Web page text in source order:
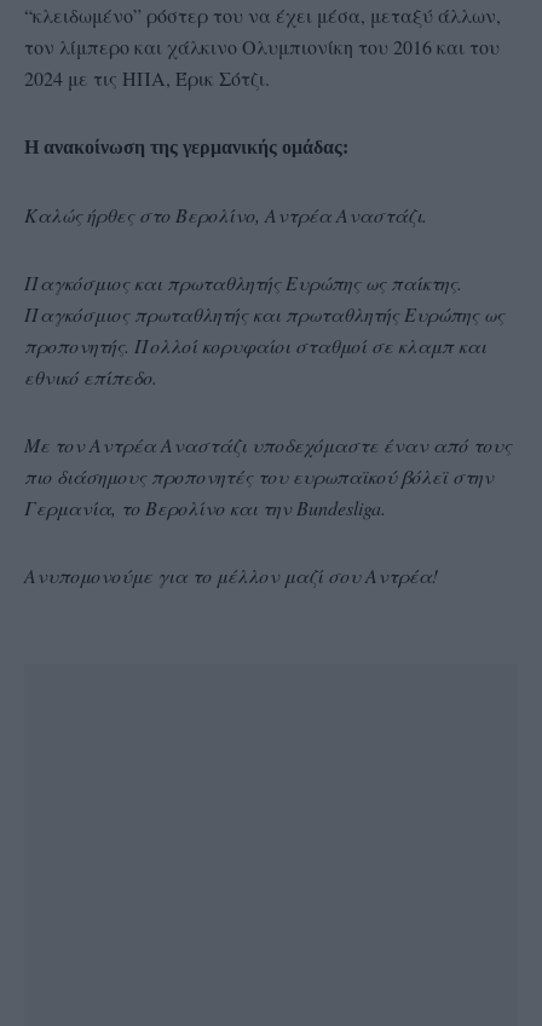
“κλειδωμένο” ρόστερ του να έχει μέσα, μεταξύ άλλων,
τον λίμπερο και χάλκινο Ολυμπιονίκη του 2016 και του
2024 με τις ΗΠΑ, Έρικ Σότζι.
Η ανακοίνωση της γερμανικής ομάδας:
Καλώς ήρθες στο Βερολίνο, Αντρέα Αναστάζι.
Παγκόσμιος και πρωταθλητής Ευρώπης ως παίκτης.
Παγκόσμιος πρωταθλητής και πρωταθλητής Ευρώπης ως
προπονητής. Πολλοί κορυφαίοι σταθμοί σε κλαμπ και
εθνικό επίπεδο.
Με τον Αντρέα Αναστάζι υποδεχόμαστε έναν από τους
πιο διάσημους προπονητές του ευρωπαϊκού βόλεϊ στην
Γερμανία, το Βερολίνο και την Bundesliga.
Ανυπομονούμε για το μέλλον μαζί σου Αντρέα!